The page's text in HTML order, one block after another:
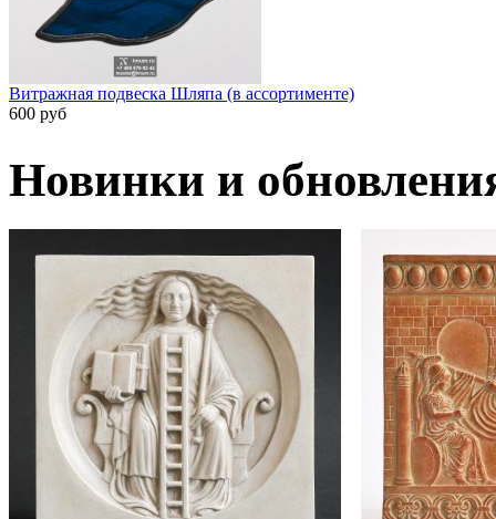
Витражная подвеска Шляпа (в ассортименте)
600 руб
Новинки и